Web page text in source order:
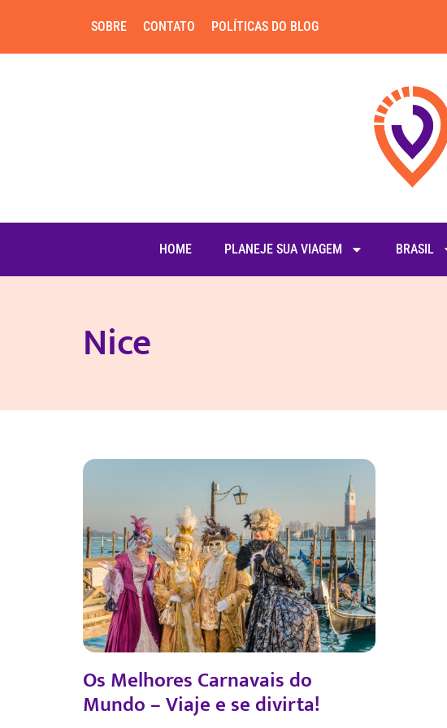
SOBRE CONTATO POLÍTICAS DO BLOG
HOME PLANEJE SUA VIAGEM BRASIL
Nice
Os Melhores Carnavais do
Mundo – Viaje e se divirta!